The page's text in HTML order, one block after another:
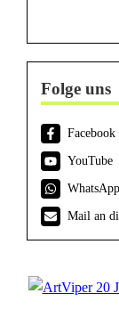
Folge uns
Facebook
YouTube
WhatsApp
Mail an